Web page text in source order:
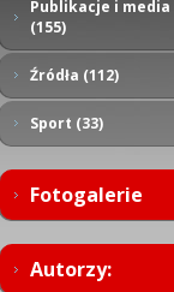
Publikacje i media
(155)
Źródła (112)
Sport (33)
Fotogalerie
Autorzy: